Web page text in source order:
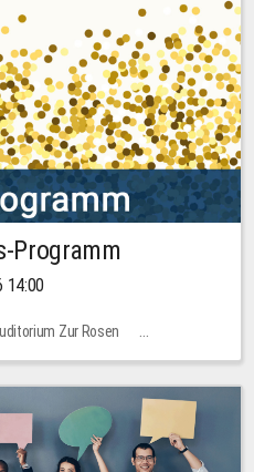
Programm
14:00
Zur Rosen